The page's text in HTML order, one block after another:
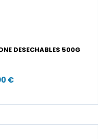
DESECHABLES 500G
€